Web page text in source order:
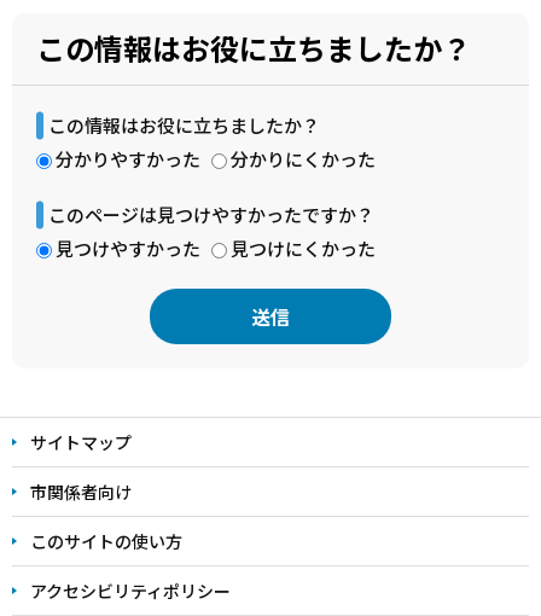
この情報はお役に立ちましたか？
この情報はお役に立ちましたか？
分かりやすかった
分かりにくかった
このページは見つけやすかったですか？
見つけやすかった
見つけにくかった
文
こ
こ
ま
で
サイトマップ
市関係者向け
このサイトの使い方
アクセシビリティポリシー